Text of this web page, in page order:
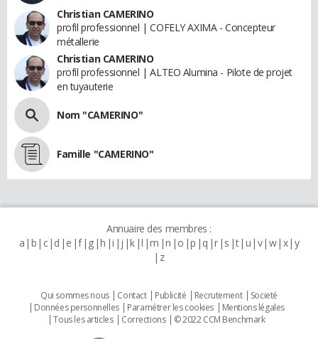
Christian CAMERINO
profil professionnel | COFELY AXIMA - Concepteur
métallerie
Christian CAMERINO
profil professionnel | ALTEO Alumina - Pilote de projet
en tuyauterie
Nom "CAMERINO"
Famille "CAMERINO"
Annuaire des membres :
a b c d e f g h i j k l m n o p q r s t u v w x y
z
Qui sommes nous Contact Publicité Recrutement
Societé
Données personnelles
Paramétrer les cookies
Mentions légales
Tous les articles
Corrections © 2022 CCM Benchmark